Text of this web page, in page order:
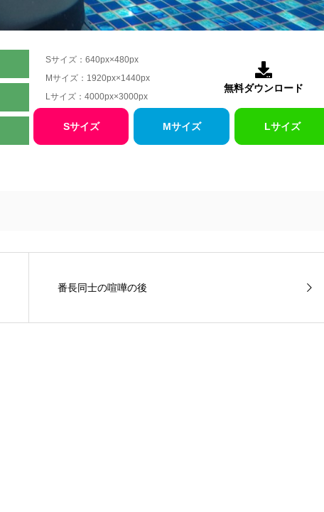
Sサイズ：640px×480px
Mサイズ：1920px×1440px
Lサイズ：4000px×3000px

無料ダウンロード
Sサイズ Mサイズ Lサイズ
番長同士の喧嘩の後